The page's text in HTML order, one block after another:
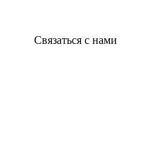
Связаться с нами